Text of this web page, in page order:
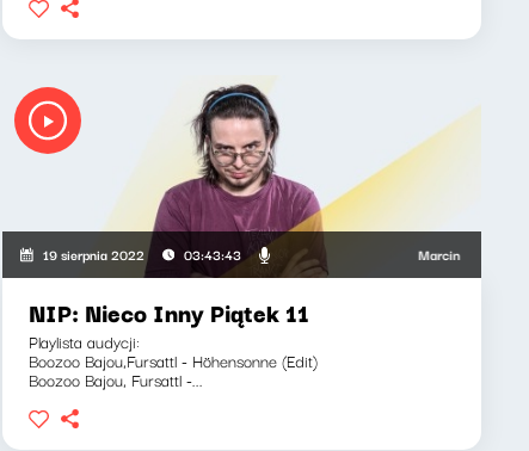
19 sierpnia 2022 03:43:43 Marcin Mann, Maria
NIP: Nieco Inny Piątek 11
Playlista audycji:
Boozoo Bajou,Fursattl - Höhensonne (Edit)
Boozoo Bajou, Fursattl -...